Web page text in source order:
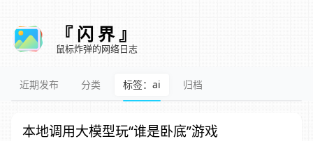
『 闪 界 』
鼠标炸弹的网络日志
近期发布 分类 标签：ai 归档
本地调用大模型玩“谁是卧底”游戏